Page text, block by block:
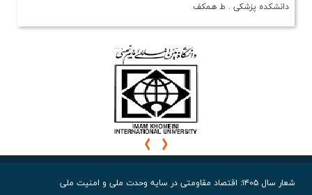
دانشکده پزشکی . ط همکف
شعار سال ۱۴۰۵: اقتصاد مقاومتی در سایه وحدت ملی و امنیت ملی